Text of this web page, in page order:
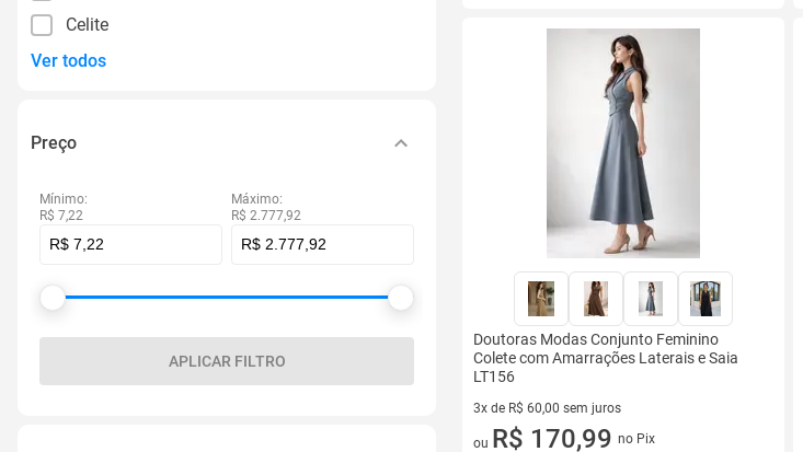
Celite
Ver todos
Preço
Mínimo:
R$ 7,22
Máximo:
R$ 2.777,92
APLICAR FILTRO
Doutoras Modas Conjunto Feminino
Colete com Amarrações Laterais e Saia
LT156
3x de R$ 60,00 sem juros
3 vez de R$ 60,00 sem juros
ou R$ 170,99 no Pix